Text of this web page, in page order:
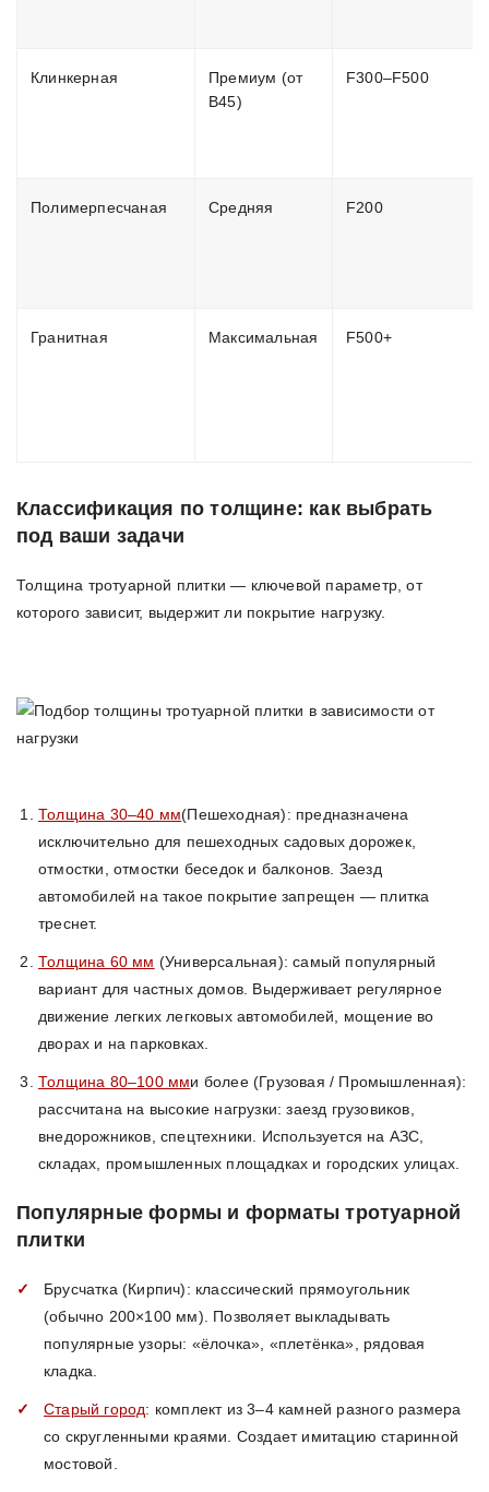
Клинкерная
Премиум (от
B45)
F300–F500
Полимерпесчаная Средняя F200
Гранитная Максимальная F500+
Классификация по толщине: как выбрать
под ваши задачи
Толщина тротуарной плитки — ключевой параметр, от
которого зависит, выдержит ли покрытие нагрузку.
Толщина 30–40 мм(Пешеходная): предназначена
исключительно для пешеходных садовых дорожек,
отмостки, отмостки беседок и балконов. Заезд
автомобилей на такое покрытие запрещен — плитка
треснет.
Толщина 60 мм (Универсальная): самый популярный
вариант для частных домов. Выдерживает регулярное
движение легких легковых автомобилей, мощение во
дворах и на парковках.
Толщина 80–100 мми более (Грузовая / Промышленная):
рассчитана на высокие нагрузки: заезд грузовиков,
внедорожников, спецтехники. Используется на АЗС,
складах, промышленных площадках и городских улицах.
Популярные формы и форматы тротуарной
плитки
Брусчатка (Кирпич): классический прямоугольник
(обычно 200×100 мм). Позволяет выкладывать
популярные узоры: «ёлочка», «плетёнка», рядовая
кладка.
Старый город: комплект из 3–4 камней разного размера
со скругленными краями. Создает имитацию старинной
мостовой.